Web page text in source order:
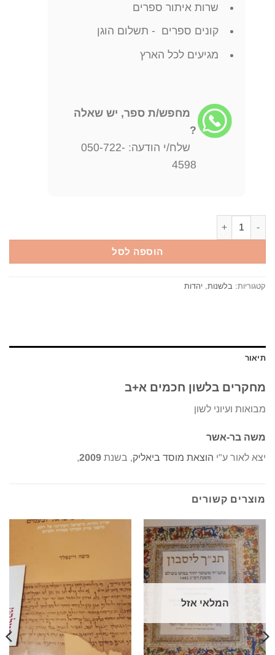
שרות איתור ספרים
קונים ספרים - תשלום הוגן
מגיעים לכל הארץ
מחפש/ת ספר, יש שאלה
?
שלח/י הודעה: 050-722-
4598
הוספה לסל
קטגוריות: בלשנות, יהדות
תיאור
מחקרים בלשון חכמים א+ב
מבואות ועיוני לשון
משה בר-אשר
יצא לאור ע"י הוצאת מוסד ביאליק, בשנת 2009
,
מוצרים קשורים
המלאי אזל